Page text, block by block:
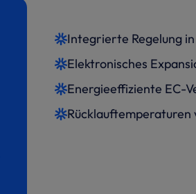
Integrierte Regelung
Elektronisches
Energieeffiziente EC-
Rücklauftemperaturen